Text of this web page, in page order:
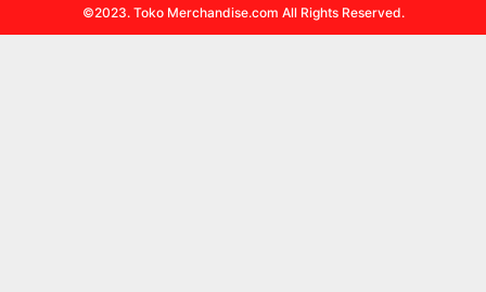
©2023. Toko Merchandise.com All Rights Reserved.